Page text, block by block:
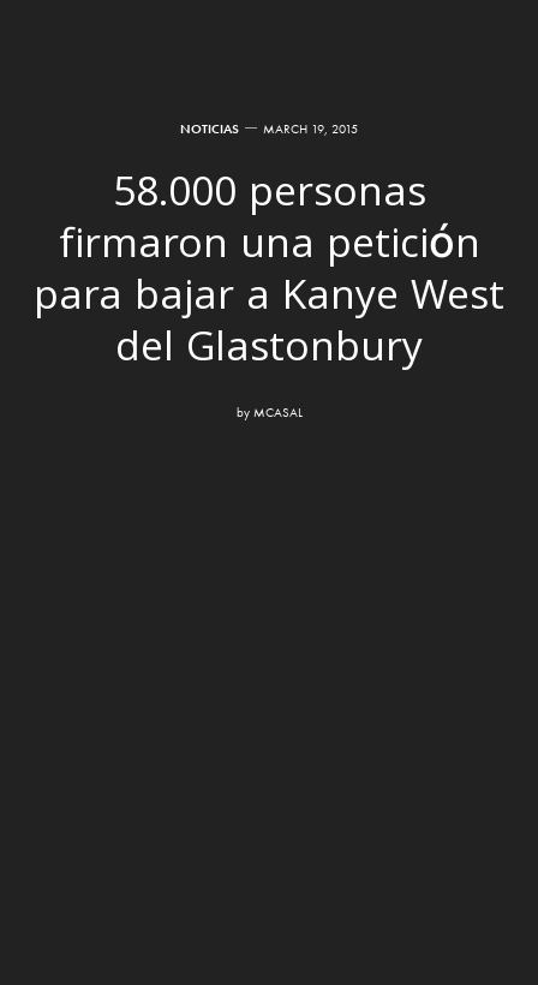
NOTICIAS MARCH 19, 2015
58.000 personas
firmaron una petición
para bajar a Kanye West
del Glastonbury
by MCASAL